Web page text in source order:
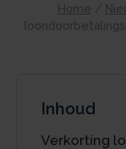
Home /
Inhoud
Verkorting